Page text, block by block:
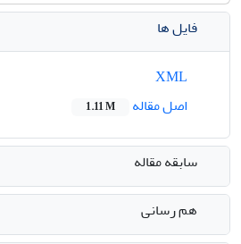
فایل ها
اصل مقاله
1.11 M
سابقه مقاله
هم رسانی